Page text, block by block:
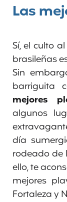
Las
Sí, el culto
brasileñas
Sin
barriguita
mejores
algunos
día
rodeado de
ello, te
mejores
Fortaleza y